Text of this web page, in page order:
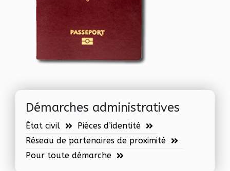
Démarches administratives
État civil
Pièces d’identité
Réseau de partenaires de proximité
Pour toute démarche